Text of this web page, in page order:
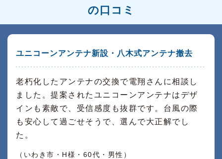
の口コミ
ユニコーンアンテナ新設・八木式アンテナ撤去
老朽化したアンテナの交換で電翔さんに相談し
ました。提案されたユニコーンアンテナはデザ
インも素敵で、受信感度も抜群です。台風の際
も安心して過ごせそうで、選んで大正解でし
た。
（いわき市・H様・60代・男性）